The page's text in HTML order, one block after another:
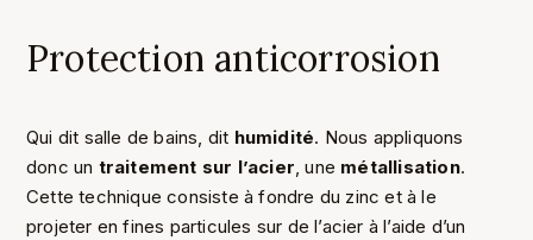
Protection anticorrosion
Qui dit salle de bains, dit humidité. Nous appliquons
donc un traitement sur l’acier, une métallisation.
Cette technique consiste à fondre du zinc et à le
projeter en fines particules sur de l’acier à l’aide d’un